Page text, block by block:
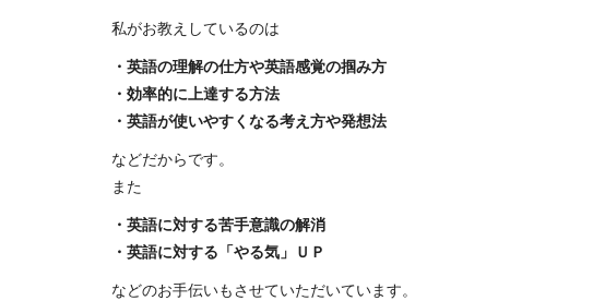
私がお教えしているのは
・英語の理解の仕方や英語感覚の掴み方
・効率的に上達する方法
・英語が使いやすくなる考え方や発想法
などだからです。
また
・英語に対する苦手意識の解消
・英語に対する「やる気」ＵＰ
などのお手伝いもさせていただいています。